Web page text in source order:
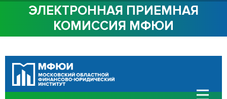
ЭЛЕКТРОННАЯ ПРИЕМНАЯ
КОМИССИЯ МФЮИ
ОБ ИНСТИТУТЕ
СТУДЕНТАМ